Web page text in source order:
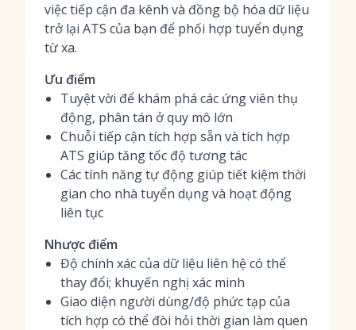
việc tiếp cận đa kênh và đồng bộ hóa dữ liệu
trở lại ATS của bạn để phối hợp tuyển dụng
từ xa.
Ưu điểm
Tuyệt vời để khám phá các ứng viên thụ
động, phân tán ở quy mô lớn
Chuỗi tiếp cận tích hợp sẵn và tích hợp
ATS giúp tăng tốc độ tương tác
Các tính năng tự động giúp tiết kiệm thời
gian cho nhà tuyển dụng và hoạt động
liên tục
Nhược điểm
Độ chính xác của dữ liệu liên hệ có thể
thay đổi; khuyến nghị xác minh
Giao diện người dùng/độ phức tạp của
tích hợp có thể đòi hỏi thời gian làm quen